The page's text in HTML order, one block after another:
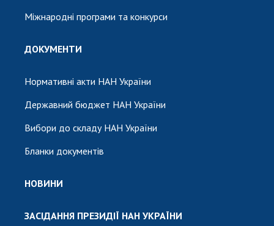
Міжнародні програми та конкурси
ДОКУМЕНТИ
Нормативні акти НАН України
Державний бюджет НАН України
Вибори до складу НАН України
Бланки документів
НОВИНИ
ЗАСІДАННЯ ПРЕЗИДІЇ НАН УКРАЇНИ